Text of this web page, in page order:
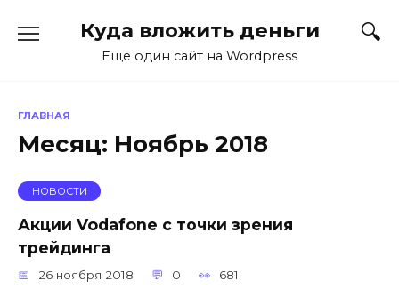
Куда вложить деньги
Еще один сайт на Wordpress
ГЛАВНАЯ
Месяц: Ноябрь 2018
НОВОСТИ
Акции Vodafone с точки зрения
трейдинга
26 ноября 2018 0 681